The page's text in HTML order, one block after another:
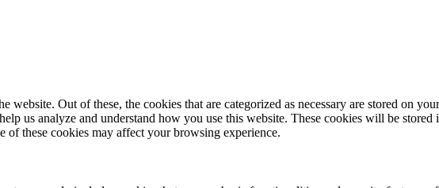
Out of these, the cookies that are categorized as necessary are stored on
us analyze and understand how you use this website. These cookies will be
of these cookies may affect your browsing experience.